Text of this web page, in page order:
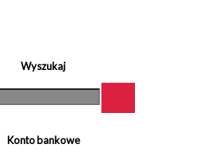
Wyszukaj
Konto bankowe